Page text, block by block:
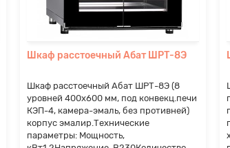
Шкаф расстоечный Абат ШРТ-8Э
Шкаф расстоечный Абат ШРТ-8Э (8
уровней 400х600 мм, под конвекц.печи
КЭП-4, камера-эмаль, без противней)
корпус эмалир.Технические
параметры: Мощность,